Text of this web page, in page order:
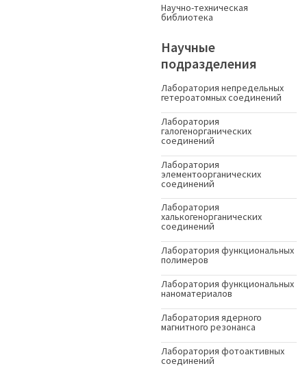
Научно-техническая
библиотека
Научные
подразделения
Лаборатория непредельных
гетероатомных соединений
Лаборатория
галогенорганических
соединений
Лаборатория
элементоорганических
соединений
Лаборатория
халькогенорганических
соединений
Лаборатория функциональных
полимеров
Лаборатория функциональных
наноматериалов
Лаборатория ядерного
магнитного резонанса
Лаборатория фотоактивных
соединений